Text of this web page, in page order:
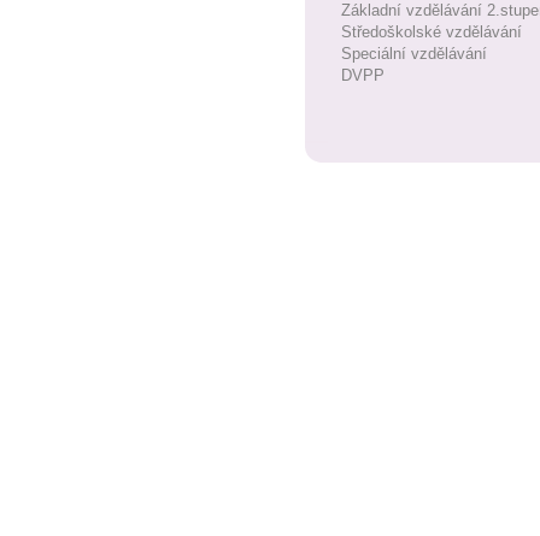
Základní vzdělávání
Středoškolské vzdělávání
Speciální vzdělávání
DVPP